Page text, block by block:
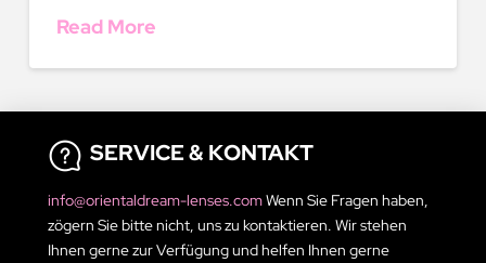
Read More
SERVICE & KONTAKT
info@orientaldream-lenses.comWenn Sie Fragen haben,
zögern Sie bitte nicht, uns zu kontaktieren. Wir stehen
Ihnen gerne zur Verfügung und helfen Ihnen gerne